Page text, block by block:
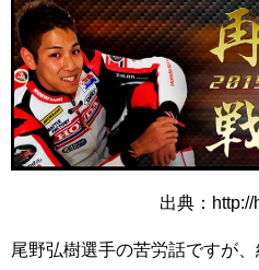
出典：
尾野弘樹選手の苦労話ですが